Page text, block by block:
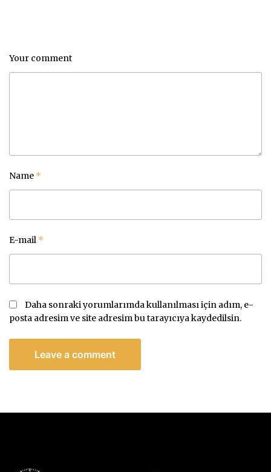
Your comment
Name *
E-mail *
Daha sonraki yorumlarımda kullanılması için adım, e-
posta adresim ve site adresim bu tarayıcıya kaydedilsin.